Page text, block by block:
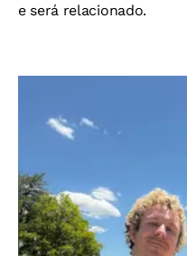
e será relacionado.